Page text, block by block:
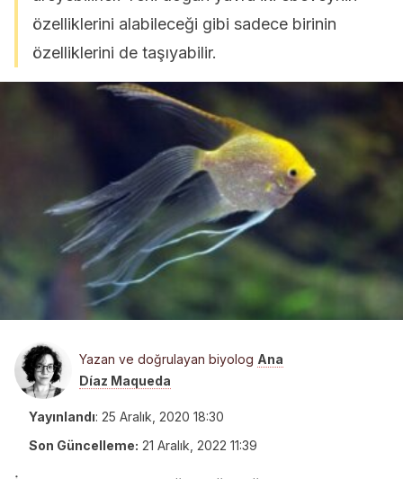
özelliklerini alabileceği gibi sadece birinin
özelliklerini de taşıyabilir.
Yazan ve doğrulayan biyolog Ana
Díaz Maqueda
Yayınlandı: 25 Aralık, 2020 18:30
Son Güncelleme: 21 Aralık, 2022 11:39